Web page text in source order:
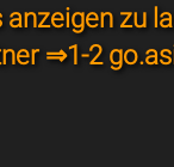
zu
⇒1-2